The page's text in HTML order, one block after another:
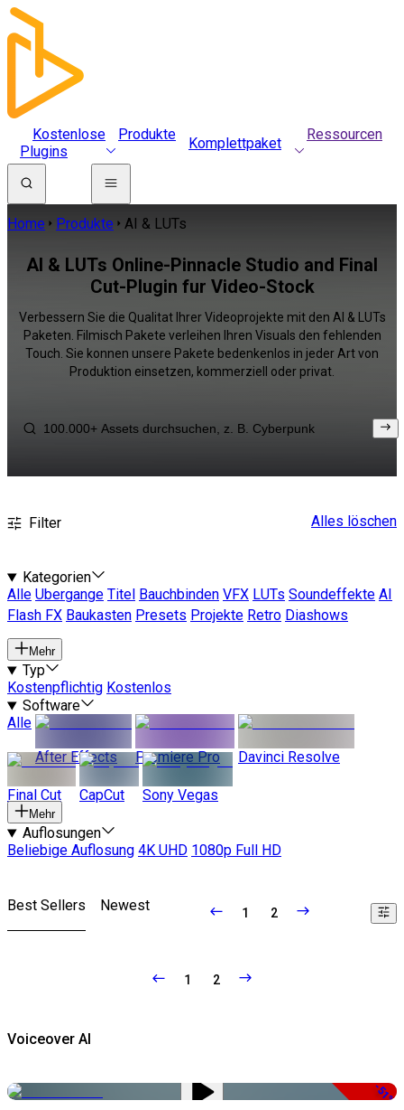
Kostenlose
Plugins
Produkte Komplettpaket Ressourcen
Home Produkte AI & LUTs
AI & LUTs Online-Pinnacle Studio and Final
Cut-Plugin fur Video-Stock
Verbessern Sie die Qualitat Ihrer Videoprojekte mit den AI & LUTs
Paketen. Filmisch Pakete verleihen Ihren Visuals den fehlenden
Touch. Sie konnen unsere Pakete bedenkenlos in jeder Art von
Produktion einsetzen, kommerziell oder privat.
Filter Alles löschen
Kategorien
Alle Ubergange Titel Bauchbinden VFX LUTs Soundeffekte AI
Flash FX Baukasten Presets Projekte Retro Diashows
Mehr
Typ
Kostenpflichtig Kostenlos
Software
Alle
After Effects
Premiere Pro Davinci Resolve
Final Cut CapCut Sony Vegas
Mehr
Auflosungen
Beliebige Auflosung 4K UHD 1080p Full HD
Best Sellers Newest 1 2
1 2
Voiceover AI
-51%